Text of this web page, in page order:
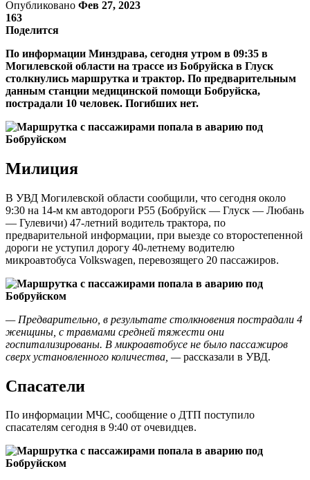
Опубликовано Фев 27, 2023
163
Поделится
По информации Минздрава, сегодня утром в 09:35 в
Могилевской области на трассе из Бобруйска в Глуск
столкнулись маршрутка и трактор. По предварительным
данным станции медицинской помощи Бобруйска,
пострадали 10 человек. Погибших нет.
Милиция
В УВД Могилевской области сообщили, что сегодня около
9:30 на 14-м км автодороги Р55 (Бобруйск — Глуск — Любань
— Гулевичи) 47-летний водитель трактора, по
предварительной информации, при выезде со второстепенной
дороги не уступил дорогу 40-летнему водителю
микроавтобуса Volkswagen, перевозящего 20 пассажиров.
— Предварительно, в результате столкновения пострадали 4
женщины, с травмами средней тяжести они
госпитализированы. В микроавтобусе не было пассажиров
сверх установленного количества, —рассказали в УВД.
Спасатели
По информации МЧС, сообщение о ДТП поступило
спасателям сегодня в 9:40 от очевидцев.